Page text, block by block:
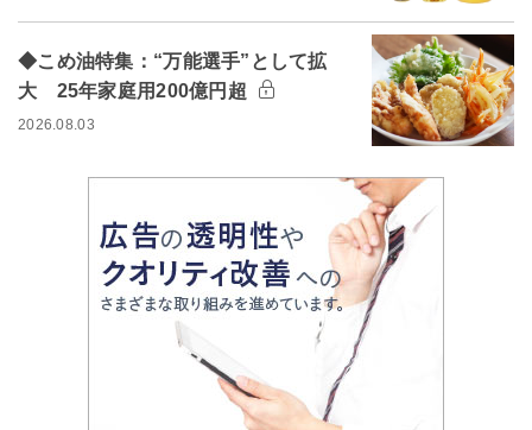
◆こめ油特集：“万能選手”として拡
大 25年家庭用200億円超
2026.08.03